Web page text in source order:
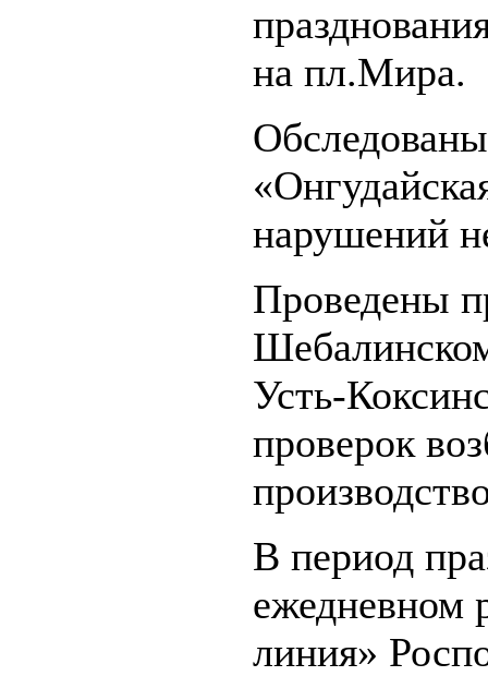
на пл.Мира.
нарушений
Проведены
Усть-
проверок
В период
ежедневном
линия»